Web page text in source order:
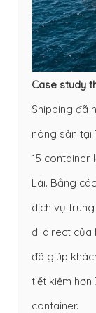
Case study
Shipping đã
nông sản tại
15 container
Lái. Bằng
dịch vụ
đi direct của
đã giúp
tiết kiệm hơn
container.